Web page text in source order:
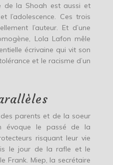
de la Shoah est aussi et
l’adolescence. Ces trois
l’auteur. Et d’une
Lola Lafon mêle
écrivaine qui vit son
et le racisme d’un
parents et de la soeur
évoque le passé de la
risquant leur vie
le jour de la rafle et le
Frank. Miep, la secrétaire